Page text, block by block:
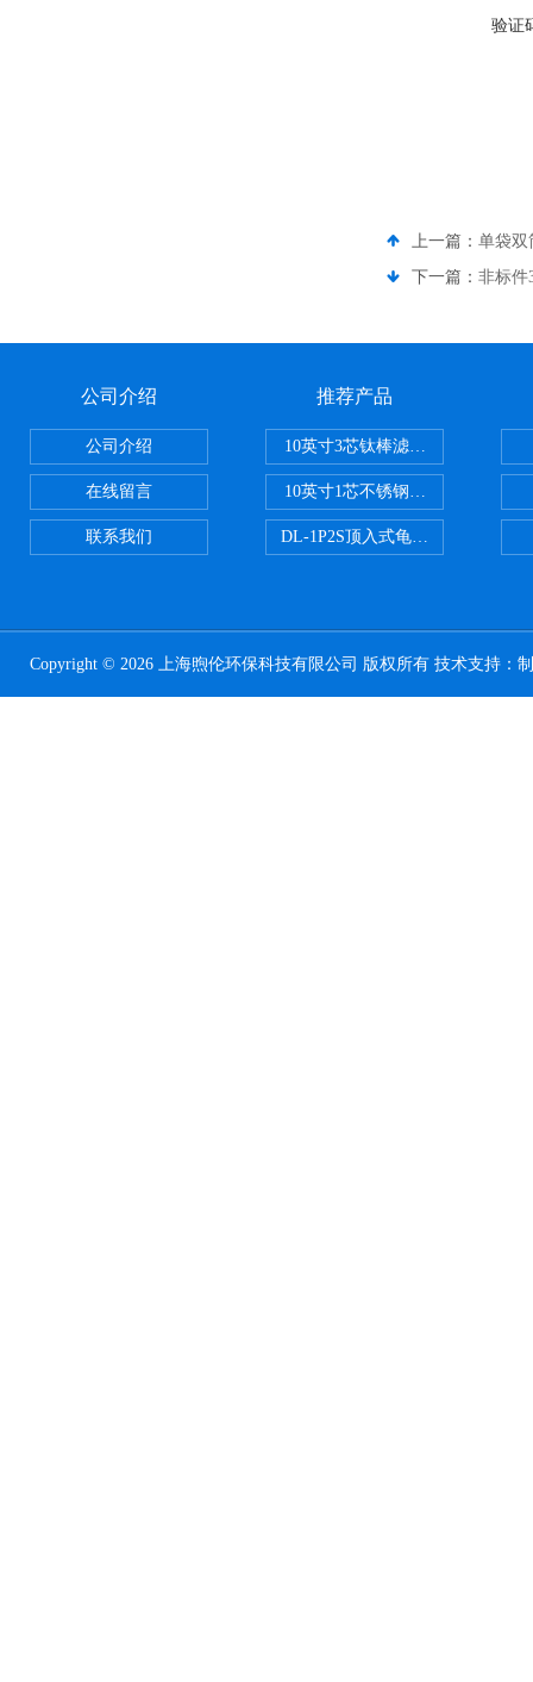
验证
上一篇： 单袋双
下一篇： 非标件
公司介绍
公司介绍
在线留言
联系我们
推荐产品
10英寸3芯钛棒滤芯过滤器
10英寸1芯不锈钢钛棒过滤器
DL-1P2S顶入式龟背过滤器
Copyright © 2026 上海煦伦环保科技有限公司 版权所有 技术支持：